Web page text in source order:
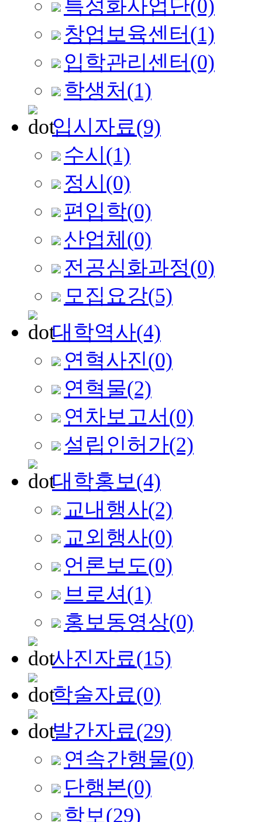
특성화사업단(0)
창업보육센터 (1)
입학관리센터 (0)
학생처 (1)
입시자료(9)
수시 (1)
정시 (0)
편입학(0)
산업체 (0)
전공심화과정(0)
모집요강(5)
대학역사(4)
연혁사진(0)
연혁물(2)
연차보고서 (0)
설립인허가(2)
대학홍보(4)
교내행사(2)
교외행사(0)
언론보도(0)
브로셔 (1)
홍보동영상(0)
사진자료(15)
학술자료(0)
발간자료(29)
연속간행물(0)
단행본(0)
학보(29)